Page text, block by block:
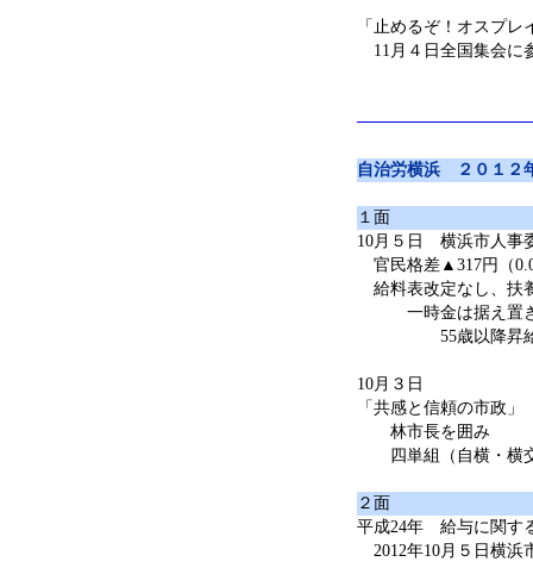
「止めるぞ！オスプ
11月４日全国集会に
自治労横浜 ２０１２
１面
10月５日 横浜市人事
官民格差▲317円（
給料表改定なし、扶
一時金は据え置き
55歳以降昇給停
10月３日
「共感と信頼の市政」
林市長を囲み
四単組（自横・横交
２面
平成24年 給与に関す
2012年10月５日横浜